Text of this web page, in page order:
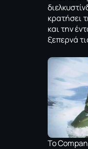
κρατήσει
και την
ξεπερνά
Το